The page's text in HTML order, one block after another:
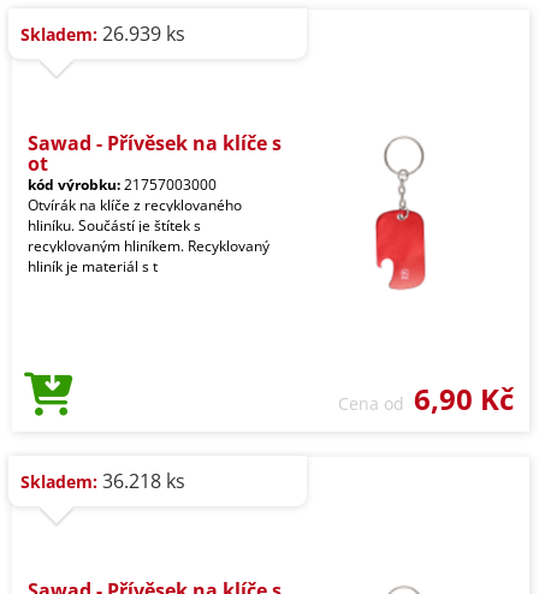
Skladem: 26.939 ks
Sawad - Přívěsek na klíče s
ot
kód výrobku:21757003000
Otvírák na klíče z recyklovaného
hliníku. Součástí je štítek s
recyklovaným hliníkem. Recyklovaný
hliník je materiál s t
Cena od 6,90 Kč
Skladem: 36.218 ks